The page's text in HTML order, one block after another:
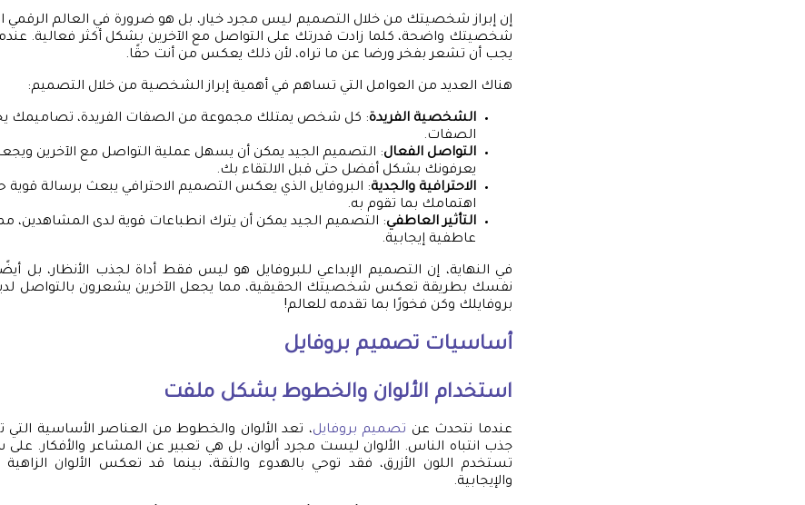
إن إبراز شخصيتك من خلال التصميم ليس مجرد خيار، بل هو ضرورة في العالم الرقمي
شخصيتك واضحة، كلما زادت قدرتك على التواصل مع الآخرين بشكل أكثر فعالية.
يجب أن تشعر بفخر ورضا عن ما تراه، لأن ذلك يعكس من أنت حقًا.
هناك العديد من العوامل التي تساهم في أهمية إبراز الشخصية من خلال التصميم:
الشخصية الفريدة: كل شخص يمتلك مجموعة من الصفات الفريدة، تصاميمك
الصفات.
التواصل الفعال: التصميم الجيد يمكن أن يسهل عملية التواصل مع الآخرين
يعرفونك بشكل أفضل حتى قبل الالتقاء بك.
الاحترافية والجدية: البروفايل الذي يعكس التصميم الاحترافي يبعث برسالة
اهتمامك بما تقوم به.
التأثير العاطفي: التصميم الجيد يمكن أن يترك انطباعات قوية لدى المشاهدين،
عاطفية إيجابية.
في النهاية، إن التصميم الإبداعي للبروفايل هو ليس فقط أداة لجذب الأنظار، بل
نفسك بطريقة تعكس شخصيتك الحقيقية، مما يجعل الآخرين يشعرون بالتواصل
بروفايلك وكن فخورًا بما تقدمه للعالم!
أساسيات تصميم بروفايل
استخدام الألوان والخطوط بشكل ملفت
عندما نتحدث عن تصميم بروفايل، تعد الألوان والخطوط من العناصر الأساسية التي
جذب انتباه الناس. الألوان ليست مجرد ألوان، بل هي تعبير عن المشاعر والأفكار. على
تستخدم اللون الأزرق، فقد توحي بالهدوء والثقة، بينما قد تعكس الألوان
والإيجابية.